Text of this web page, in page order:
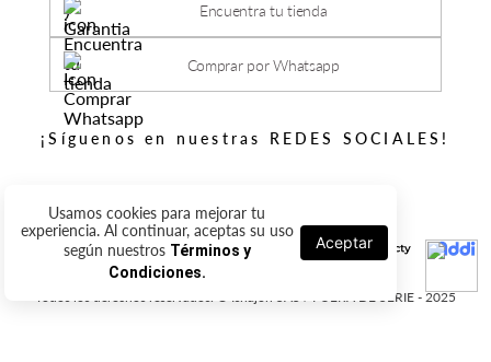
Usamos cookies para mejorar tu
experiencia. Al continuar, aceptas su uso
según nuestros Términos y
Condiciones.
Aceptar
Encuentra tu tienda
Comprar por Whatsapp
¡Síguenos en nuestras REDES SOCIALES!
Todos los derechos reservados. © Ishajon SAS / FUERA DE SERIE - 2025